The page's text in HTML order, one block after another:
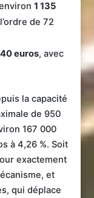
environ1 135
de 72
euros, avec
la capacité
de 950
167 000
à 4,26 %. Soit
exactement
et
qui déplace